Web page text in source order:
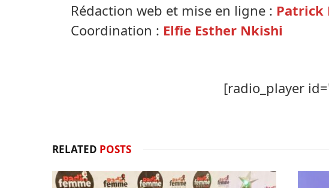
Rédaction web et mise en ligne : Patrick
Coordination : Elfie Esther Nkishi
[radio_player
RELATED POSTS